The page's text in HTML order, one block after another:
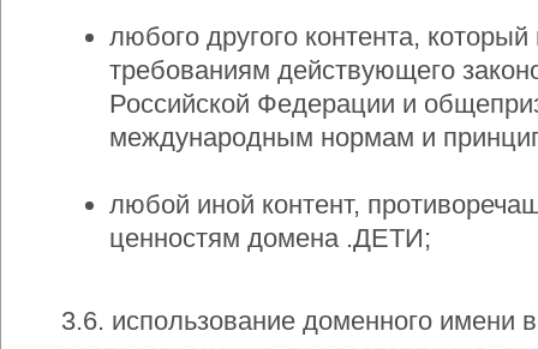
любого другого контента, который
требованиям действующего
Российской Федерации и
международным нормам и
любой иной контент,
ценностям домена .ДЕТИ;
3.6. использование доменного имени